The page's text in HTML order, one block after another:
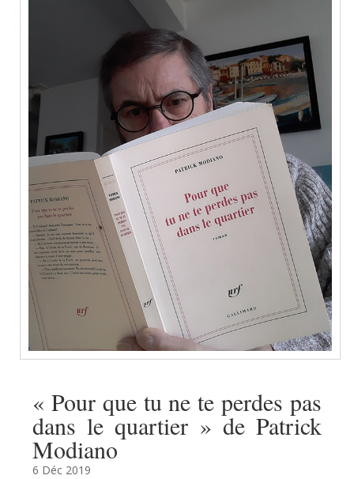
« Pour que tu ne te perdes pas
dans le quartier » de Patrick
Modiano
6 Déc 2019